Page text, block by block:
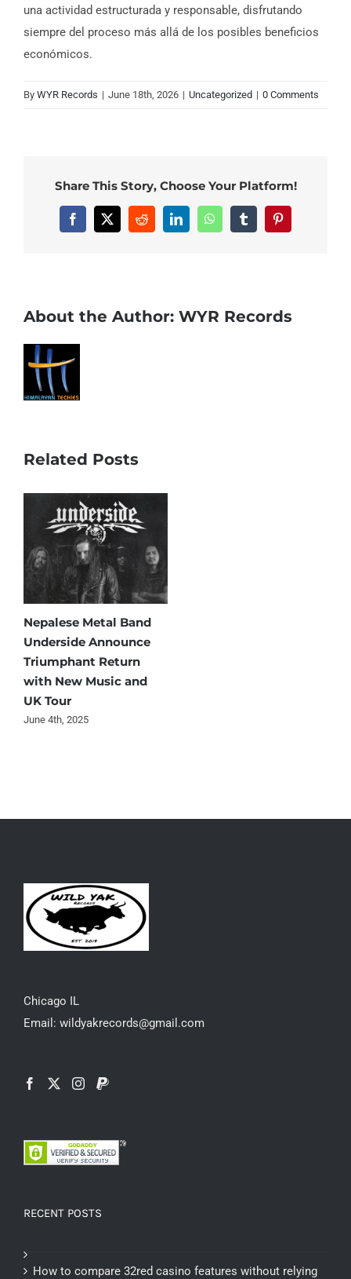
una actividad estructurada y responsable, disfrutando
siempre del proceso más allá de los posibles beneficios
económicos.
By WYR Records | June 18th, 2026 | Uncategorized | 0 Comments
Share This Story, Choose Your Platform!
Facebook
X RedditLinkedInWhatsAppTumblrPinterest
About the Author: WYR Records
Related Posts
Nepalese Metal Band
Underside Announce
Triumphant Return
with New Music and
UK Tour
June 4th, 2025
Chicago IL
Email: wildyakrecords@gmail.com
RECENT POSTS
How to compare 32red casino features without relying